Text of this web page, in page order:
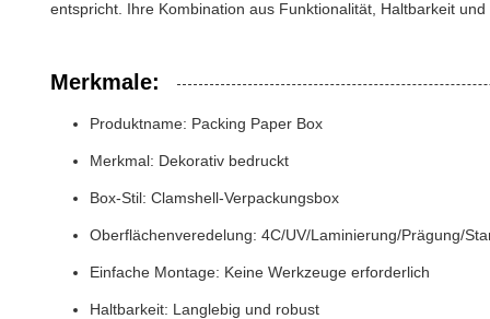
entspricht. Ihre Kombination aus Funktionalität, Haltbarkeit
Merkmale:
Produktname: Packing Paper Box
Merkmal: Dekorativ bedruckt
Box-Stil: Clamshell-Verpackungsbox
Oberflächenveredelung: 4C/UV/Laminierung/Prägung/
Einfache Montage: Keine Werkzeuge erforderlich
Haltbarkeit: Langlebig und robust